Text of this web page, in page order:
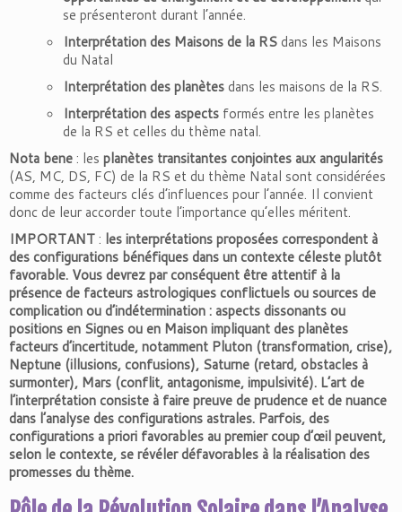
se présenteront durant l’année.
Interprétation des Maisons de la RS dans les Maisons
du Natal
Interprétation des planètes dans les maisons de la RS.
Interprétation des aspects formés entre les planètes
de la RS et celles du thème natal.
Nota bene: les planètes transitantes conjointes aux angularités
(AS, MC, DS, FC) de la RS et du thème Natal sont considérées
comme des facteurs clés d’influences pour l’année. Il convient
donc de leur accorder toute l’importance qu’elles méritent.
IMPORTANT: les interprétations proposées correspondent à
des configurations bénéfiques dans un contexte céleste plutôt
favorable. Vous devrez par conséquent être attentif à la
présence de facteurs astrologiques conflictuels ou sources de
complication ou d’indétermination : aspects dissonants ou
positions en Signes ou en Maison impliquant des planètes
facteurs d’incertitude, notamment Pluton (transformation, crise),
Neptune (illusions, confusions), Saturne (retard, obstacles à
surmonter), Mars (conflit, antagonisme, impulsivité). L’art de
l’interprétation consiste à faire preuve de prudence et de nuance
dans l’analyse des configurations astrales. Parfois, des
configurations a priori favorables au premier coup d’œil peuvent,
selon le contexte, se révéler défavorables à la réalisation des
promesses du thème.